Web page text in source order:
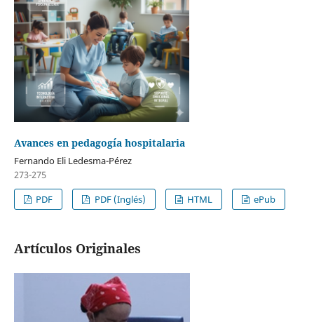
Avances en pedagogía hospitalaria
Fernando Eli Ledesma-Pérez
273-275
PDF
PDF (Inglés) HTML ePub
Artículos Originales